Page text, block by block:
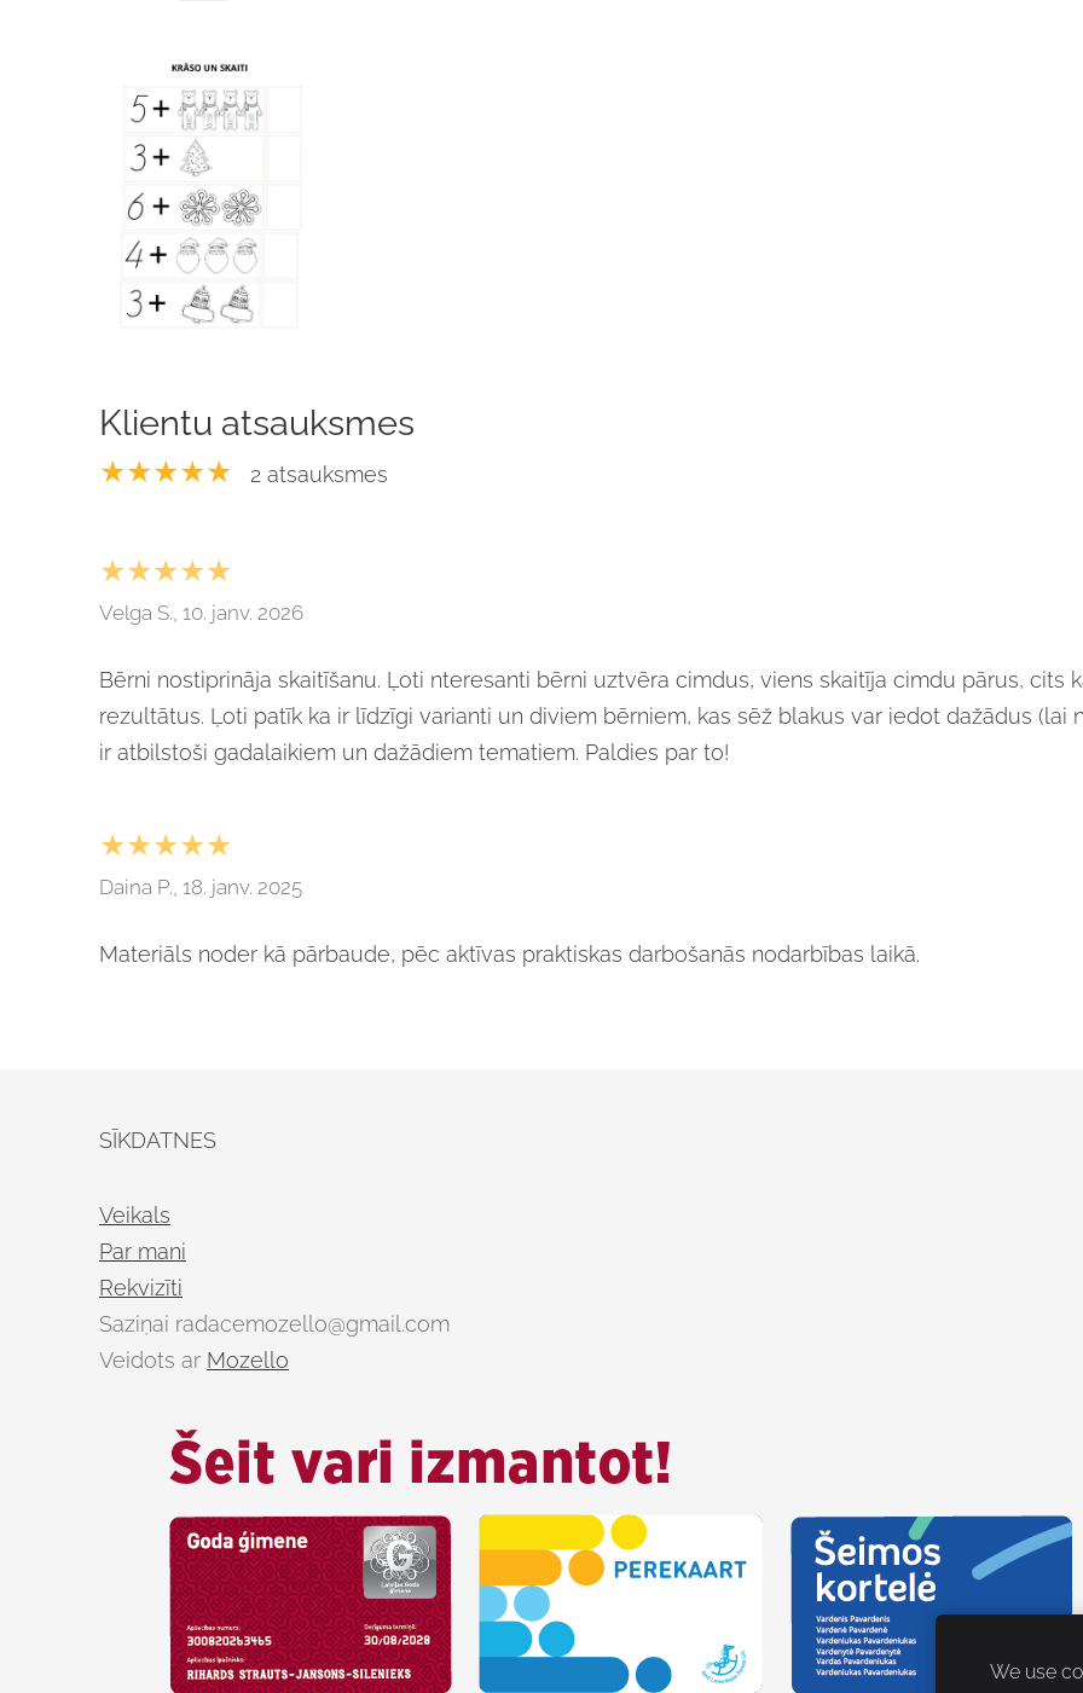
Klientu atsauksmes
★★★★★ 2 atsauksmes
★★★★★
Velga S., 10. janv. 2026
Bērni nostiprināja skaitīšanu. Ļoti nteresanti bērni uztvēra cimdus, viens skaitīja cimdu pārus, cits
rezultātus. Ļoti patīk ka ir līdzīgi varianti un diviem bērniem, kas sēž blakus var iedot dažādus (lai
ir atbilstoši gadalaikiem un dažādiem tematiem. Paldies par to!
★★★★★
Daina P., 18. janv. 2025
Materiāls noder kā pārbaude, pēc aktīvas praktiskas darbošanās nodarbības laikā.
SĪKDATNES
Veikals
Par mani
Rekvizīti
Saziņai radacemozello@gmail.com
Veidots ar Mozello
We use